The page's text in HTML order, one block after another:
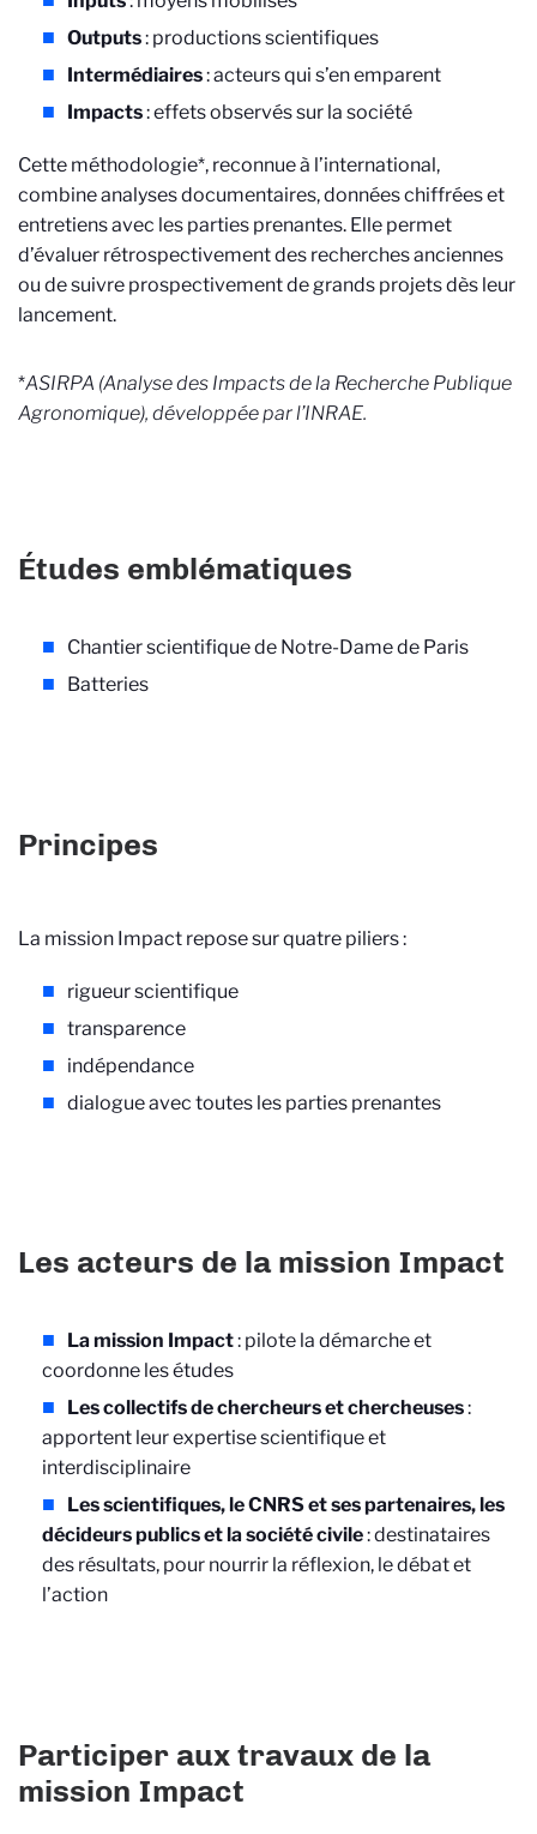
Outputs: productions scientifiques
Intermédiaires: acteurs qui s’en emparent
Impacts: effets observés sur la société
Cette méthodologie*, reconnue à l’international,
combine analyses documentaires, données chiffrées et
entretiens avec les parties prenantes. Elle permet
d’évaluer rétrospectivement des recherches anciennes
ou de suivre prospectivement de grands projets dès leur
lancement.
*ASIRPA (Analyse des Impacts de la Recherche Publique
Agronomique), développée par l’INRAE.
Études emblématiques
Chantier scientifique de Notre-Dame de Paris
Batteries
Principes
La mission Impact repose sur quatre piliers :
rigueur scientifique
transparence
indépendance
dialogue avec toutes les parties prenantes
Les acteurs de la mission Impact
La mission Impact: pilote la démarche et
coordonne les études
Les collectifs de chercheurs et chercheuses:
apportent leur expertise scientifique et
interdisciplinaire
Les scientifiques, le CNRS et ses partenaires, les
décideurs publics et la société civile: destinataires
des résultats, pour nourrir la réflexion, le débat et
l’action
Participer aux travaux de la
mission Impact